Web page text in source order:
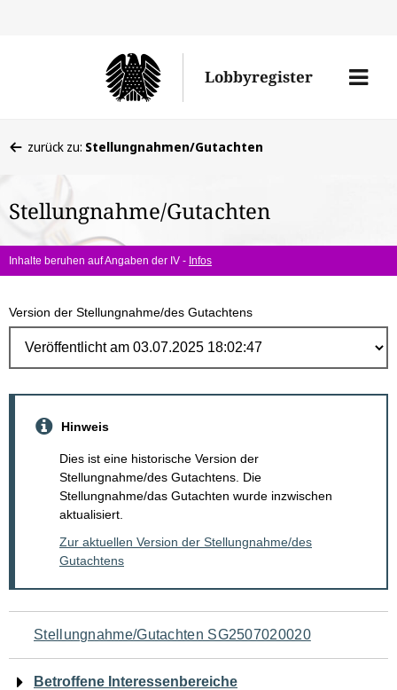
Lobbyregister
Menü
befinden
hier:
zurück zu: Stellungnahmen/Gutachten
Stellungnahme/Gutachten
Inhalte beruhen auf Angaben der IV - Infos
Version der Stellungnahme/des Gutachtens
Hinweis
Dies ist eine historische Version der
Stellungnahme/des Gutachtens. Die
Stellungnahme/das Gutachten wurde inzwischen
aktualisiert.
Zur aktuellen Version der Stellungnahme/des
Gutachtens
Navigation
für
Stellungnahme/Gutachten SG2507020020
Betroffene Interessenbereiche